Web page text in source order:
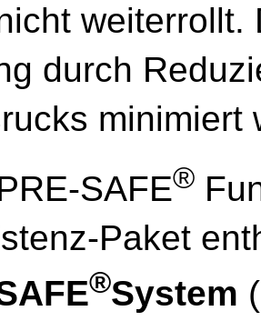
weiterrollt.
durch
minimiert
SAFE®
Paket
®System